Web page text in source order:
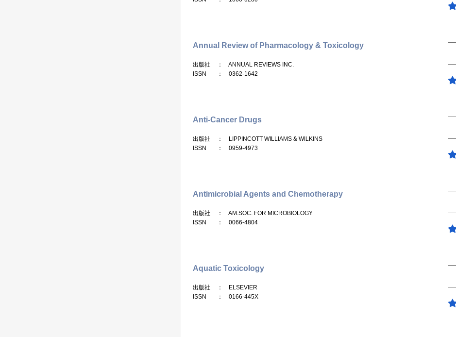
Annual Review of Pharmacology & Toxicology
出版社
： ANNUAL REVIEWS INC.
ISSN
： 0362-1642
Anti-Cancer Drugs
出版社
： LIPPINCOTT WILLIAMS & WILKINS
ISSN
： 0959-4973
Antimicrobial Agents and Chemotherapy
出版社
： AM.SOC. FOR MICROBIOLOGY
ISSN
： 0066-4804
Aquatic Toxicology
出版社
： ELSEVIER
ISSN
： 0166-445X